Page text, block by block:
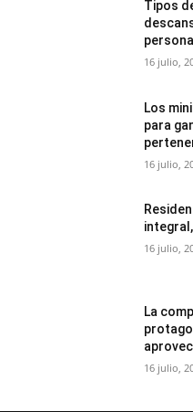
Tipos
persona
16 julio,
Los
para
16 julio,
16 julio,
La
16 julio,